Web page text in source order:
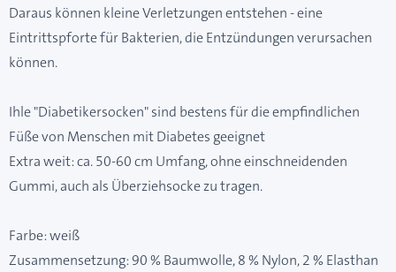
Daraus können kleine Verletzungen entstehen - eine
Eintrittspforte für Bakterien, die Entzündungen verursachen
können.
Ihle "Diabetikersocken" sind bestens für die empfindlichen
Füße von Menschen mit Diabetes geeignet
Extra weit: ca. 50-60 cm Umfang, ohne einschneidenden
Gummi, auch als Überziehsocke zu tragen.
Farbe: weiß
Zusammensetzung: 90 % Baumwolle, 8 % Nylon, 2 % Elasthan